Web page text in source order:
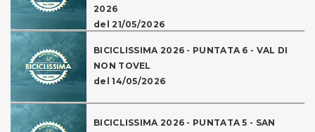
2026
del 21/05/2026
BICICLISSIMA 2026 - PUNTATA 6 - VAL DI
NON TOVEL
del 14/05/2026
BICICLISSIMA 2026 - PUNTATA 5 - SAN